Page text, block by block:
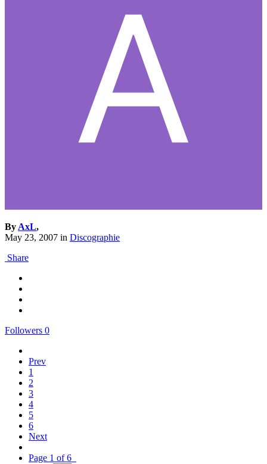
ByAxL,
May 23, 2007 in Discographie
Share
Followers 0
Prev
1
2
3
4
5
6
Next
Page 1 of 6